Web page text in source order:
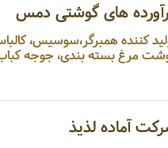
های گوشتی دمس
کننده همبرگر،سوسیس،
مرغ بسته بندی، جوجه کباب
آماده لذیذ